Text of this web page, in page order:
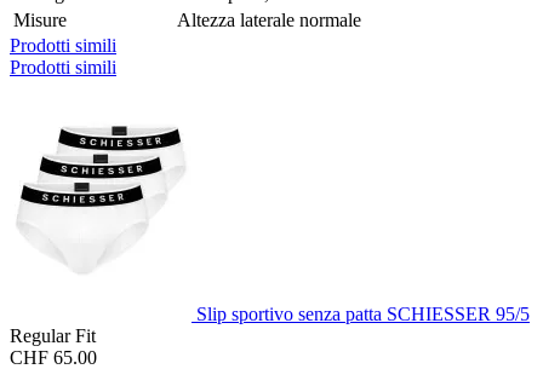
Misure
Altezza laterale normale
Prodotti simili
Prodotti simili
Slip sportivo senza patta SCHIESSER 95/5
Regular Fit
CHF 65.00